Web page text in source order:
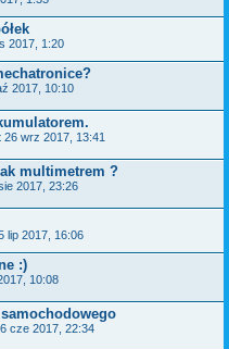
2017, 1:20
2017, 10:10
26 wrz 2017, 13:41
multimetrem ?
2017, 23:26
lip 2017, 16:06
:)
10:08
cze 2017, 22:34